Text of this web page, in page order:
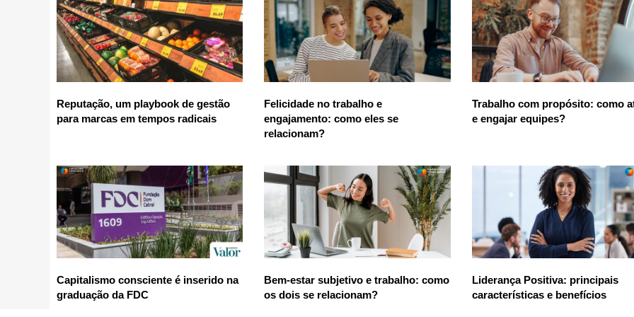
Reputação, um playbook de gestão
para marcas em tempos radicais
Felicidade no trabalho e
engajamento: como eles se
relacionam?
Trabalho com propósito: como
e engajar equipes?
Capitalismo consciente é inserido na
graduação da FDC
Bem-estar subjetivo e trabalho: como
os dois se relacionam?
Liderança Positiva: principais
características e benefícios